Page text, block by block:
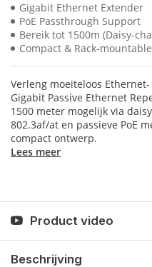
Gigabit Ethernet Extender
PoE Passthrough Support
Bereik tot 1500m (Daisy-
Compact & Rack-mountable
Verleng moeiteloos
Gigabit Passive Ethernet
1500 meter mogelijk via
802.3af/at en passieve PoE
compact ontwerp.
Lees meer
Product video
Beschrijving